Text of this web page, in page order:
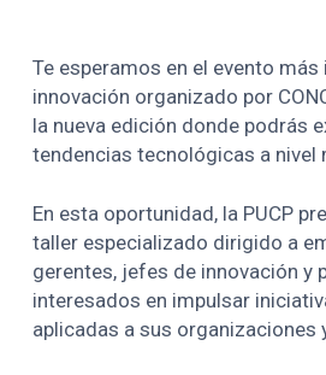
Te esperamos en el evento
innovación organizado por
la nueva edición donde podrás
tendencias tecnológicas a nivel
En esta oportunidad, la PUCP
taller especializado dirigido a
gerentes, jefes de innovación y
interesados en impulsar
aplicadas a sus organizaciones